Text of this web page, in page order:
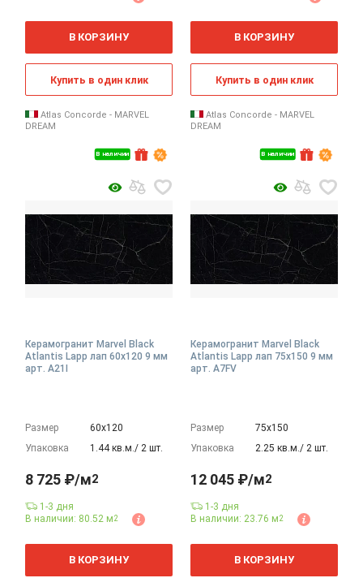
В наличии
м
В КОРЗИНУ
Купить в один клик
Atlas Concorde - MARVEL
DREAM
В наличии
м
В КОРЗИНУ
Купить в один клик
Atlas Concorde - MARVEL
DREAM
Керамогранит Marvel Black
Atlantis Lapp лап 60x120 9 мм
арт. A21I
Размер
60х120
Упаковка
1.44 кв.м./ 2 шт.
8 725 ₽/м2
1-3 дня
В наличии: 80.52 м2
м
В КОРЗИНУ
Керамогранит Marvel Black
Atlantis Lapp лап 75x150 9 мм
арт. A7FV
Размер
75х150
Упаковка
2.25 кв.м./ 2 шт.
12 045 ₽/м2
1-3 дня
В наличии: 23.76 м2
м
В КОРЗИНУ